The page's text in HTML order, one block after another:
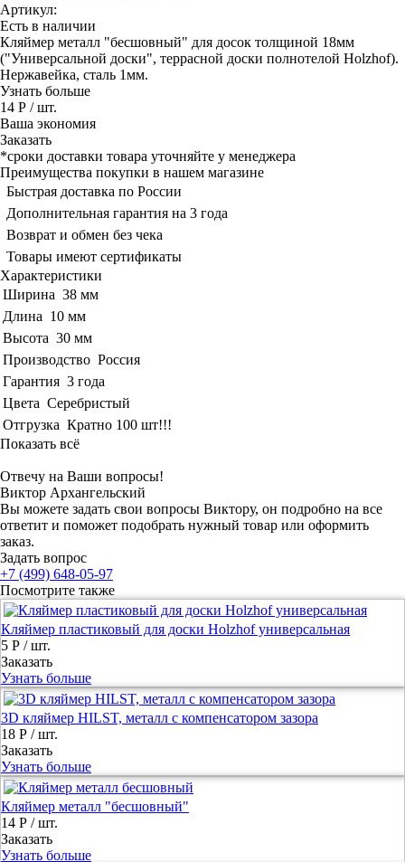
Артикул:
Есть в наличии
Кляймер металл "бесшовный" для досок толщиной 18мм
("Универсальной доски", террасной доски полнотелой Holzhof).
Нержавейка, сталь 1мм.
Узнать больше
14 Р / шт.
Ваша экономия
Заказать
*сроки доставки товара уточняйте у менеджера
Преимущества покупки в нашем магазине
Быстрая доставка по России
Дополнительная гарантия на 3 года
Возврат и обмен без чека
Товары имеют сертификаты
Характеристики
Ширина 38 мм
Длина 10 мм
Высота 30 мм
Производство Россия
Гарантия 3 года
Цвета Серебристый
Отгрузка Кратно 100 шт!!!
Показать всё
Отвечу на Ваши вопросы!
Виктор Архангельский
Вы можете задать свои вопросы Виктору, он подробно на все
ответит и поможет подобрать нужный товар или оформить
заказ.
Задать вопрос
+7 (499) 648-05-97
Посмотрите также
Кляймер пластиковый для доски Holzhof универсальная
5 Р / шт.
Заказать
Узнать больше
3D кляймер HILST, металл с компенсатором зазора
18 Р / шт.
Заказать
Узнать больше
Кляймер металл "бесшовный"
14 Р / шт.
Заказать
Узнать больше